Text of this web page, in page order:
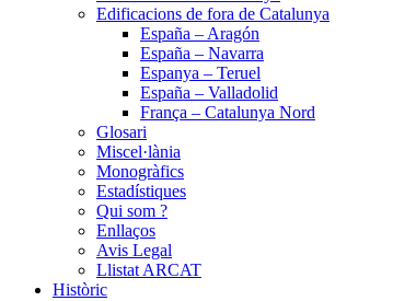
Edificacions de fora de Catalunya
España – Aragón
España – Navarra
Espanya – Teruel
España – Valladolid
França – Catalunya Nord
Glosari
Miscel·lània
Monogràfics
Estadístiques
Qui som ?
Enllaços
Avis Legal
Llistat ARCAT
Històric